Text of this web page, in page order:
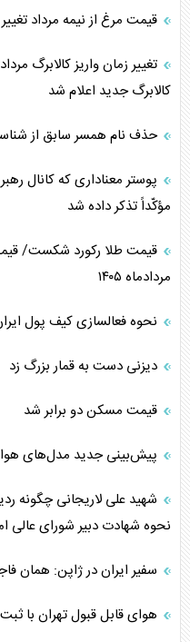
قیمت مرغ از نیمه مرداد
کالابرگ جدید اعلام شد
حذف نام همسر سابق از
پوستر معناداری که کانال
مؤکّداً تذکر داده شد
مردادماه ۱۴۰۵
نحوه فعالسازی کیف پول
دیزنی دست به قمار بزرگ زد
قیمت مسکن دو برابر شد
پیش‌بینی جدید مدل‌های
شهید علی لاریجانی چگونه
نحوه شهادت دبیر شورای عالی
سفیر ایران در ژاپن: همان
هوای قابل قبول تهران با ثبت شاخص 85